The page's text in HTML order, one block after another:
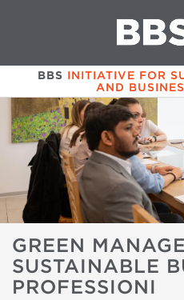
BBS INITIATIVE FOR
AND
GREEN
SUSTAINABLE
PROFESSIONI